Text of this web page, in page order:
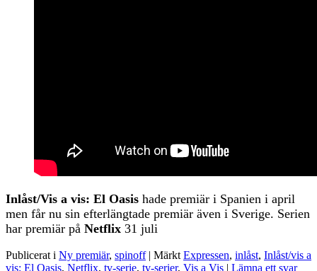
Inlåst/Vis a vis: El Oasis hade premiär i Spanien i april
men får nu sin efterlängtade premiär även i Sverige. Serien
har premiär på Netflix 31 juli
Publicerat i Ny premiär, spinoff | Märkt Expressen, inlåst, Inlåst/vis a
vis: El Oasis, Netflix, tv-serie, tv-serier, Vis a Vis | Lämna ett svar